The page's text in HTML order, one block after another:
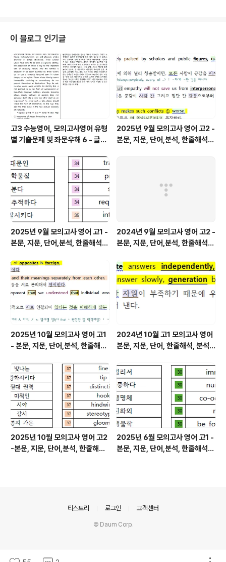
나 사탕무우 잎에 존재하는 효소를 이용한 생물학적 전이
반응으로 제조하는 기술이 개발되었다. 1983년 일본 메이
지(Meiji) 제과에서 최초로 상업화하기 시작하였으며, 국
내에서는 1987년 CJ 주식회사(당시 제일제당)가 최초로
개발하여 현재까지 판매하고 있다. 건강기능식의 기능성원
료..
이 블로그 인기글
고3 수능영어, 모의고사영어 유형
별 기출문제 및 좌문우해 6 - 글의
2025년 9월 모의고사 영어 고2 -
본문, 지문, 단어,분석, 한줄해석,
2025년 9월 모의고사 영어 고1 -
본문, 지문, 단어,분석, 한줄해석,
2024년 9월 모의고사 영어 고2 -
본문, 지문, 단어,분석, 한줄해석,
2025년 10월 모의고사 영어 고1
- 본문, 지문, 단어,분석, 한줄해석,
2024년 10월 고1 모의고사 영어
본문, 지문, 단어, 한줄해석, 분석
2025년 10월 모의고사 영어 고2
-본문, 지문, 단어,분석, 한줄해석,
2025년 6월 모의고사 영어 고1 -
본문, 지문, 단어,분석, 한줄해석,
티스토리 로그인 고객센터
© Daum Corp.